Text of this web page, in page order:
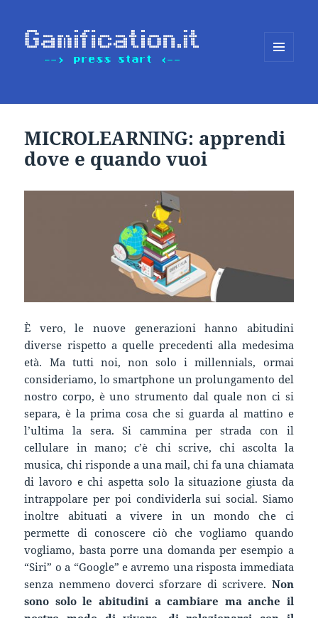
MICROLEARNING: apprendi
dove e quando vuoi
È vero, le nuove generazioni hanno abitudini
diverse rispetto a quelle precedenti alla medesima
età. Ma tutti noi, non solo i millennials, ormai
consideriamo, lo smartphone un prolungamento del
nostro corpo, è uno strumento dal quale non ci si
separa, è la prima cosa che si guarda al mattino e
l’ultima la sera. Si cammina per strada con il
cellulare in mano; c’è chi scrive, chi ascolta la
musica, chi risponde a una mail, chi fa una chiamata
di lavoro e chi aspetta solo la situazione giusta da
intrappolare per poi condividerla sui social. Siamo
inoltre abituati a vivere in un mondo che ci
permette di conoscere ciò che vogliamo quando
vogliamo, basta porre una domanda per esempio a
“Siri” o a “Google” e avremo una risposta immediata
senza nemmeno doverci sforzare di scrivere. Non
sono solo le abitudini a cambiare ma anche il